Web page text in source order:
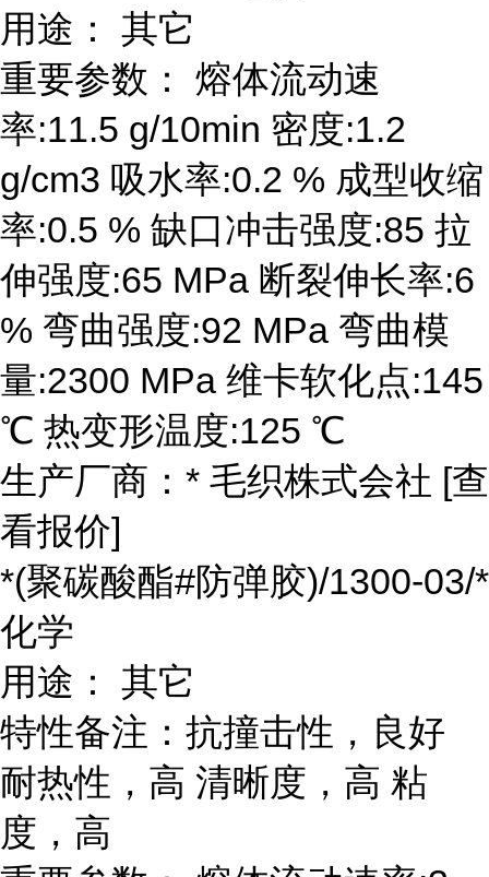
用途： 其它
重要参数： 熔体流动速
率:11.5 g/10min 密度:1.2
g/cm3 吸水率:0.2 % 成型收缩
率:0.5 % 缺口冲击强度:85 拉
伸强度:65 MPa 断裂伸长率:6
% 弯曲强度:92 MPa 弯曲模
量:2300 MPa 维卡软化点:145
℃ 热变形温度:125 ℃
生产厂商：* 毛织株式会社 [查
看报价]
*(聚碳酸酯#防弹胶)/1300-03/*
化学
用途： 其它
特性备注：抗撞击性，良好
耐热性，高 清晰度，高 粘
度，高